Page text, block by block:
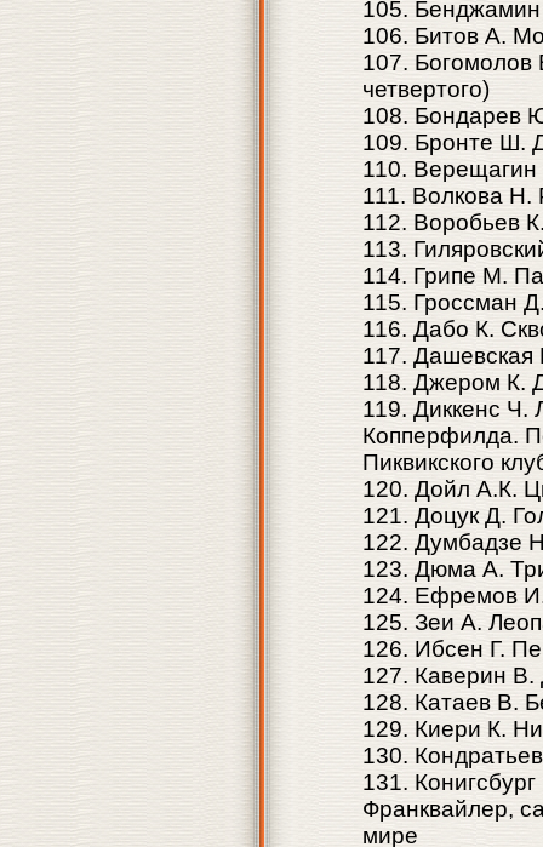
105.
106. Битов А.
107. Богомолов
четвертого)
108. Бондарев
109. Бронте Ш.
110.
111. Волкова Н.
112. Воробьев
113.
114. Грипе М.
115. Гроссман
116. Дабо К.
117.
118. Джером К.
119. Диккенс Ч.
Копперфилда.
Пиквикского
120. Дойл А.К.
121. Доцук Д.
122. Думбадзе
123. Дюма А.
124. Ефремов
125. Зеи А.
126. Ибсен Г.
127. Каверин В.
128. Катаев В.
129. Киери К.
130.
131.
Франквайлер,
мире